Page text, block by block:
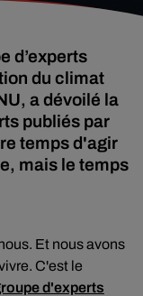
d’experts
du climat
a dévoilé la
publiés par
temps d'agir
mais le temps
Et nous avons
C'est le
d'experts